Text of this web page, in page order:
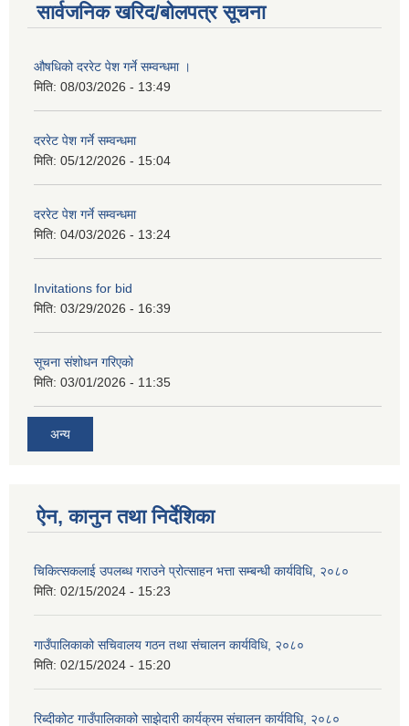
सार्वजनिक खरिद/बोलपत्र सूचना
औषधिको दररेट पेश गर्ने सम्वन्धमा ।
मिति: 08/03/2026 - 13:49
दररेट पेश गर्ने सम्वन्धमा
मिति: 05/12/2026 - 15:04
दररेट पेश गर्ने सम्वन्धमा
मिति: 04/03/2026 - 13:24
Invitations for bid
मिति: 03/29/2026 - 16:39
सूचना संशोधन गरिएको
मिति: 03/01/2026 - 11:35
अन्य
ऐन, कानुन तथा निर्देशिका
चिकित्सकलाई उपलब्ध गराउने प्रोत्साहन भत्ता सम्बन्धी कार्यविधि, २०८०
मिति: 02/15/2024 - 15:23
गाउँपालिकाको सचिवालय गठन तथा संचालन कार्यविधि, २०८०
मिति: 02/15/2024 - 15:20
रिब्दीकोट गाउँपालिकाको साझेदारी कार्यक्रम संचालन कार्यविधि, २०८०